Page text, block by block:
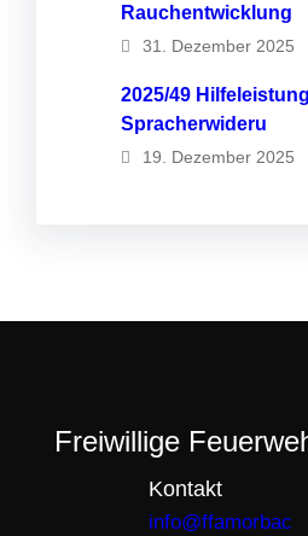
Rauchentwicklung
31. Dezember 2025
2025/49
Spracherwideru
19. Dezember 2025
Freiwillige
Kontakt
info@ffamorbac